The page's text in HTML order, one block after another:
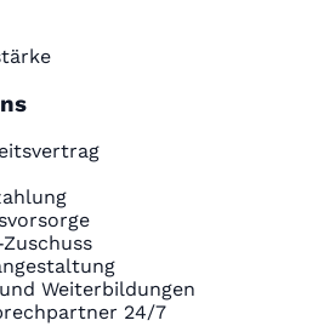
Weiterbildungen
24/7